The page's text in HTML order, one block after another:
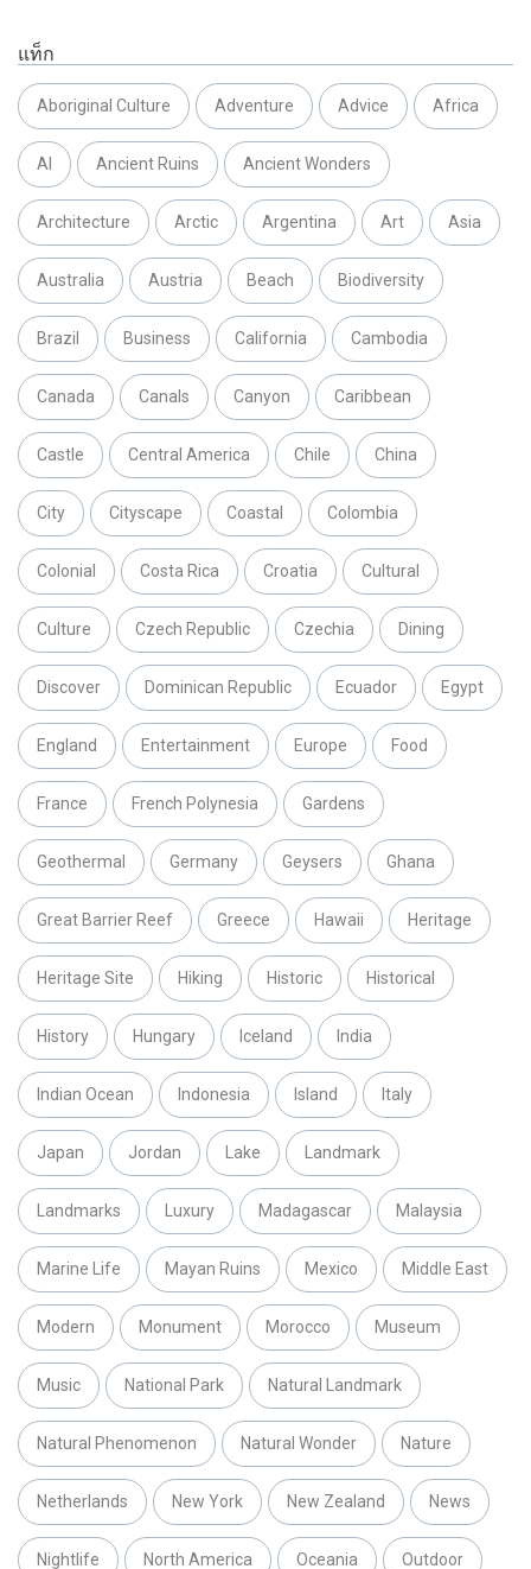
แท็ก
Aboriginal Culture Adventure Advice Africa
AI Ancient Ruins Ancient Wonders
Architecture Arctic Argentina Art Asia
Australia Austria Beach Biodiversity
Brazil Business California Cambodia
Canada Canals Canyon Caribbean
Castle Central America Chile China
City Cityscape Coastal Colombia
Colonial Costa Rica Croatia Cultural
Culture Czech Republic Czechia Dining
Discover Dominican Republic Ecuador Egypt
England Entertainment Europe Food
France French Polynesia Gardens
Geothermal Germany Geysers Ghana
Great Barrier Reef Greece Hawaii Heritage
Heritage Site Hiking Historic Historical
History Hungary Iceland India
Indian Ocean Indonesia Island Italy
Japan Jordan Lake Landmark
Landmarks Luxury Madagascar Malaysia
Marine Life Mayan Ruins Mexico Middle East
Modern Monument Morocco Museum
Music National Park Natural Landmark
Natural Phenomenon Natural Wonder Nature
Netherlands New York New Zealand News
Nightlife North America Oceania Outdoor